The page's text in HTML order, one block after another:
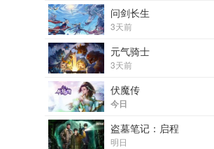
问剑长生
3天前
元气骑士
3天前
伏魔传
今日
盗墓笔记：启程
明日